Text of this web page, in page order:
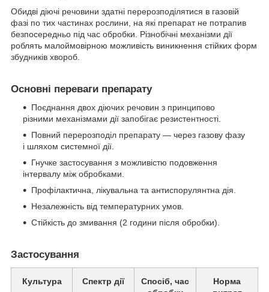
Обидві діючі речовини здатні перерозподілятися в газовій
фазі по тих частинах рослини, на які препарат не потрапив
безпосередньо під час обробки. Різнобічні механізми дії
роблять малоймовірною можливість виникнення стійких форм
збудників хвороб.
Основні переваги препарату
Поєднання двох діючих речовин з принципово
різними механізмами дії запобігає резистентності.
Повний перерозподіл препарату — через газову фазу
і шляхом системної дії.
Гнучке застосування з можливістю подовження
інтервалу між обробками.
Профілактична, лікувальна та антиспорулянтна дія.
Незалежність від температурних умов.
Стійкість до змивання (2 години після обробки).
Застосування
Культура Спектр дії
Спосіб, час
Норма